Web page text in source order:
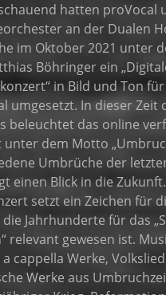
hatten proVocal
an der Dualen
im Oktober 2021 unter
Böhringer ein
in Bild und Ton
umgesetzt. In dieser Zeit
beleuchtet das online
unter dem Motto
Umbrüche der
einen Blick in die Zukunft.
setzt ein Zeichen für
Jahrhunderte für das
relevant gewesen ist.
cappella Werke,
Werke aus